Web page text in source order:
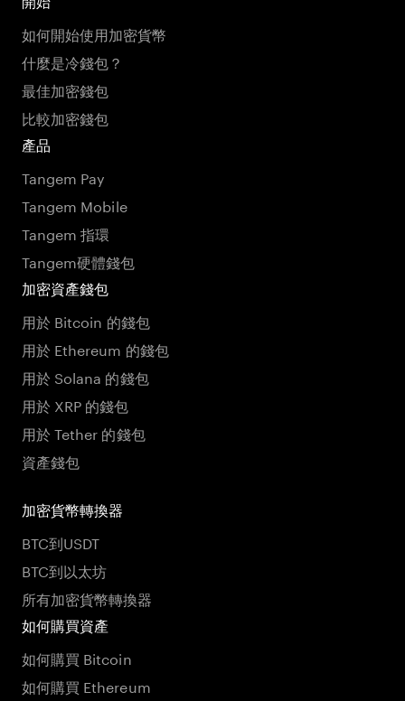
如何開始使用加密貨幣
什麼是冷錢包？
最佳加密錢包
比較加密錢包
產品
Tangem Pay
Tangem Mobile
Tangem 指環
Tangem硬體錢包
加密資產錢包
用於 Bitcoin 的錢包
用於 Ethereum 的錢包
用於 Solana 的錢包
用於 XRP 的錢包
用於 Tether 的錢包
資產錢包
加密貨幣轉換器
BTC到USDT
BTC到以太坊
所有加密貨幣轉換器
如何購買資產
如何購買 Bitcoin
如何購買 Ethereum